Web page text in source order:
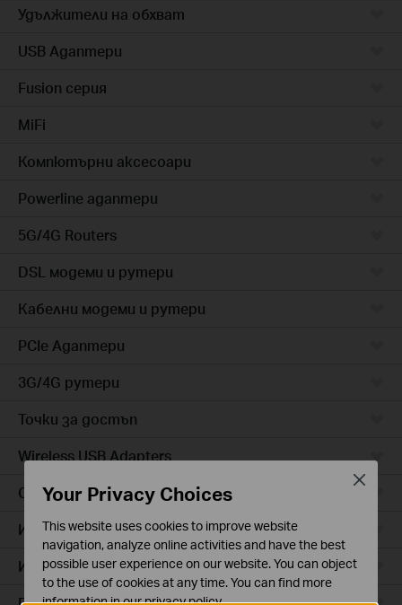
Удължители на обхват
USB Адаптери
Fusion серия
MiFi
Компютърни аксесоари
Powerline адаптери
5G/4G Routers
DSL модеми и рутери
Кабелни модеми и рутери
PCIe Адаптери
3G/4G рутери
Точки за достъп
Wireless USB Adapters
Cloud камери
Интелигентни контакти
Интелигентно осветление
Your Privacy Choices
This website uses cookies to improve website
navigation, analyze online activities and have the best
possible user experience on our website. You can object
to the use of cookies at any time. You can find more
information in ourprivacy policy.
Close